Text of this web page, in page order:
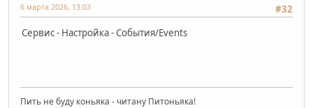
#32
6 марта 2026, 13:03
Сервис - Настройка - События/Events
Пить не буду коньяка - читану Питоньяка!